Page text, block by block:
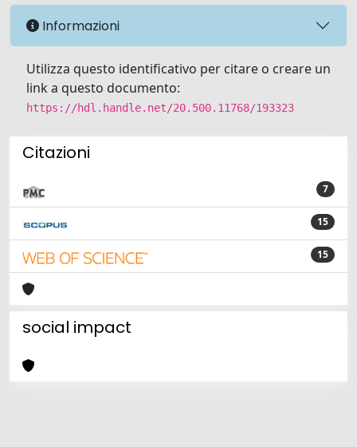
Informazioni
Utilizza questo identificativo per citare o creare un
link a questo documento:
https://hdl.handle.net/20.500.11768/193323
Citazioni
7
15
15
social impact